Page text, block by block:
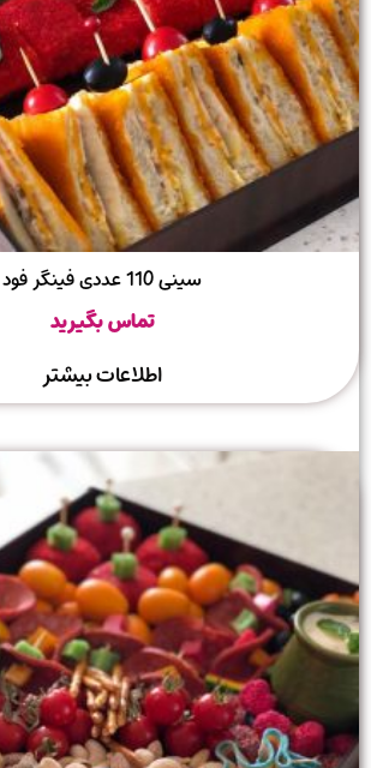
سینی 110 عددی فینگر فود
تماس بگیرید
اطلاعات بیشتر